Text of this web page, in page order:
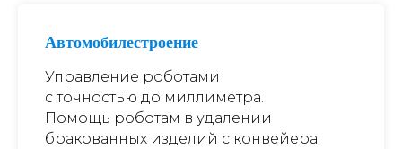
Автомобилестроение
Управление роботами
с точностью до миллиметра.
Помощь роботам в удалении
бракованных изделий с конвейера.